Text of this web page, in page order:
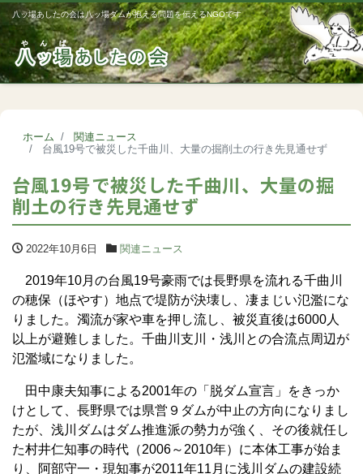
八ッ場あしたの会は八ッ場ダムが抱える問題を伝えるNGOです
ホーム
関連ニュース
台風19号で被災した千曲川、大量の掘削土の行き先見通せず
台風19号で被災した千曲川、大量の掘
削土の行き先見通せず
2022年10月6日 関連ニュース
2019年10月の台風19号豪雨では長野県を流れる千曲川
の穂保（ほやす）地点で堤防が決壊し、凄まじい氾濫にな
りました。濁流が家や車を押し流し、被災直後は6000人
以上が避難しました。千曲川支川・浅川との合流点周辺が
氾濫域になりました。
田中康夫知事による2001年の「脱ダム宣言」をきっか
けとして、長野県では県営９ダムが中止の方向になりまし
たが、浅川ダムはダム推進派の勢力が強く、その後就任し
た村井仁知事の時代（2006～2010年）に本体工事が始ま
り、阿部守一・現知事が2011年11月に浅川ダムの建設続